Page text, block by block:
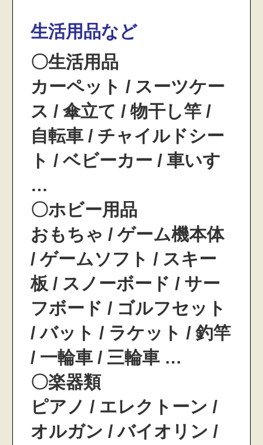
生活用品など
〇生活用品
カーペット / スーツケー
ス / 傘立て / 物干し竿 /
自転車 / チャイルドシー
ト / ベビーカー / 車いす
…
〇ホビー用品
おもちゃ / ゲーム機本体
/ ゲームソフト / スキー
板 / スノーボード / サー
フボード / ゴルフセット
/ バット / ラケット / 釣竿
/ 一輪車 / 三輪車 …
〇楽器類
ピアノ / エレクトーン /
オルガン / バイオリン /